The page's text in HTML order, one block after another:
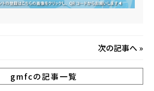
次の記事へ »
gmfcの記事一覧